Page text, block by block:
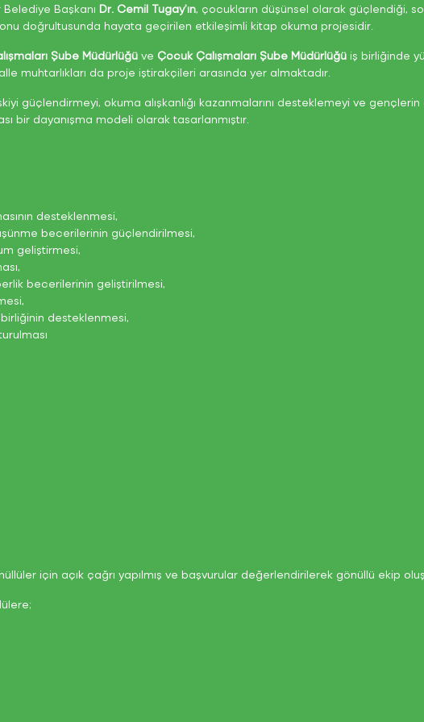
Başkanı Dr. Cemil Tugay’ın, çocukların düşünsel olarak güçlendiği,
doğrultusunda hayata geçirilen etkileşimli kitap okuma projesidir.
Şube Müdürlüğü ve Çocuk Çalışmaları Şube Müdürlüğü iş birliğinde
muhtarlıkları da proje iştirakçileri arasında yer almaktadır.
güçlendirmeyi, okuma alışkanlığı kazanmalarını desteklemeyi ve
bir dayanışma modeli olarak tasarlanmıştır.
desteklenmesi,
becerilerinin güçlendirilmesi,
geliştirmesi,
becerilerinin geliştirilmesi,
desteklenmesi,
için açık çağrı yapılmış ve başvurular değerlendirilerek gönüllü ekip